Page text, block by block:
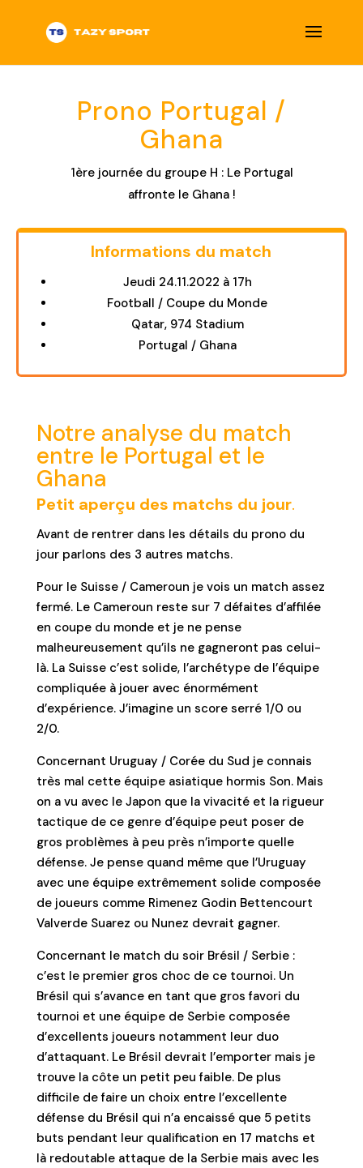
Prono Portugal /
Ghana
1ère journée du groupe H : Le Portugal
affronte le Ghana !
Informations du match
Jeudi 24.11.2022 à 17h
Football / Coupe du Monde
Qatar, 974 Stadium
Portugal / Ghana
Notre analyse du match
entre le Portugal et le
Ghana
Petit aperçu des matchs du jour.
Avant de rentrer dans les détails du prono du
jour parlons des 3 autres matchs.
Pour le Suisse / Cameroun je vois un match assez
fermé. Le Cameroun reste sur 7 défaites d’affilée
en coupe du monde et je ne pense
malheureusement qu’ils ne gagneront pas celui-
là. La Suisse c’est solide, l’archétype de l’équipe
compliquée à jouer avec énormément
d’expérience. J’imagine un score serré 1/0 ou
2/0.
Concernant Uruguay / Corée du Sud je connais
très mal cette équipe asiatique hormis Son. Mais
on a vu avec le Japon que la vivacité et la rigueur
tactique de ce genre d’équipe peut poser de
gros problèmes à peu près n’importe quelle
défense. Je pense quand même que l’Uruguay
avec une équipe extrêmement solide composée
de joueurs comme Rimenez Godin Bettencourt
Valverde Suarez ou Nunez devrait gagner.
Concernant le match du soir Brésil / Serbie :
c’est le premier gros choc de ce tournoi. Un
Brésil qui s’avance en tant que gros favori du
tournoi et une équipe de Serbie composée
d’excellents joueurs notamment leur duo
d’attaquant. Le Brésil devrait l’emporter mais je
trouve la côte un petit peu faible. De plus
difficile de faire un choix entre l’excellente
défense du Brésil qui n’a encaissé que 5 petits
buts pendant leur qualification en 17 matchs et
là redoutable attaque de la Serbie mais avec les